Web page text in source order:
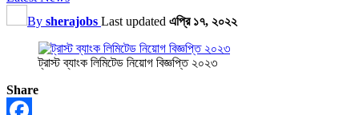
By sherajobs Last updated এপ্রি ১৭, ২০২২
ট্রাস্ট ব্যাংক লিমিটেড নিয়োগ বিজ্ঞপ্তি ২০২৩
Share